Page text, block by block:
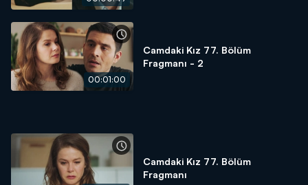
00:01:00
Camdaki Kız 77. Bölüm
Fragmanı - 2
Camdaki Kız 77. Bölüm
Fragmanı